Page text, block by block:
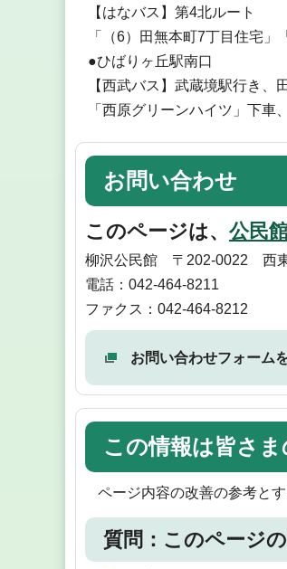
【はなバス】第4北ルート
「（6）田無本町7丁目住宅
●ひばりヶ丘駅南口
【西武バス】武蔵境駅行き、
「西原グリーンハイツ」下車
お問い合わせ
このページは、 公民
柳沢公民館 〒202-0022 西
電話：042-464-8211
ファクス：042-464-8212
お問い合わせフォーム
この情報は皆さ
ページ内容の改善の参考と
質問：このページ